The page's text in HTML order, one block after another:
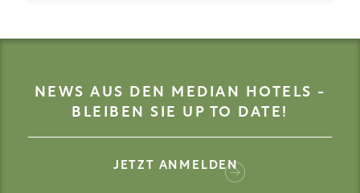
NEWS AUS DEN MEDIAN HOTELS -
BLEIBEN SIE UP TO DATE!
JETZT ANMELDEN